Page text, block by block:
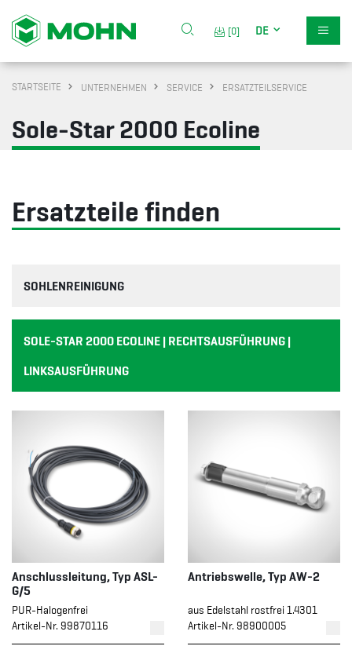
[0] DE
STARTSEITE UNTERNEHMEN SERVICE ERSATZTEILSERVICE
Sole-Star 2000 Ecoline
Ersatzteile finden
SOHLENREINIGUNG
SOLE-STAR 2000 ECOLINE | RECHTSAUSFÜHRUNG |
LINKSAUSFÜHRUNG
Anschlussleitung, Typ ASL-
G/5
PUR-Halogenfrei
Artikel-Nr. 99870116
Antriebswelle, Typ AW-2
aus Edelstahl rostfrei 1.4301
Artikel-Nr. 98900005